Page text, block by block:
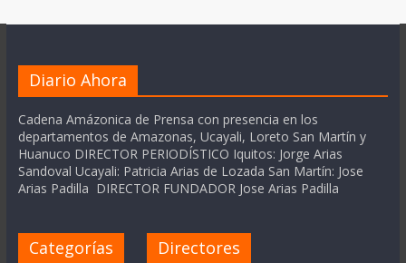
Diario Ahora
Cadena Amázonica de Prensa con presencia en los
departamentos de Amazonas, Ucayali, Loreto San Martín y
Huanuco DIRECTOR PERIODÍSTICO Iquitos: Jorge Arias
Sandoval Ucayali: Patricia Arias de Lozada San Martín: Jose
Arias Padilla DIRECTOR FUNDADOR Jose Arias Padilla
Categorías Directores